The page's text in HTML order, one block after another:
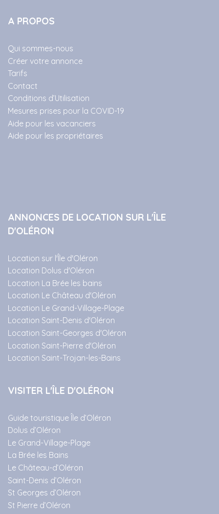
A PROPOS
Qui sommes-nous
Créer votre annonce
Tarifs
Contact
Conditions d’Utilisation
Mesures prises pour la COVID-19
Aide pour les vacanciers
Aide pour les propriétaires
ANNONCES DE LOCATION SUR L'ÎLE
D'OLÉRON
Location sur l'Île d'Oléron
Location Dolus d'Oléron
Location La Brée les bains
Location Le Château d'Oléron
Location Le Grand-Village-Plage
Location Saint-Denis d'Oléron
Location Saint-Georges d'Oléron
Location Saint-Pierre d'Oléron
Location Saint-Trojan-les-Bains
VISITER L'ÎLE D'OLÉRON
Guide touristique Île d’Oléron
Dolus d’Oléron
Le Grand-Village-Plage
La Brée les Bains
Le Château-d’Oléron
Saint-Denis d’Oléron
St Georges d’Oléron
St Pierre d’Oléron